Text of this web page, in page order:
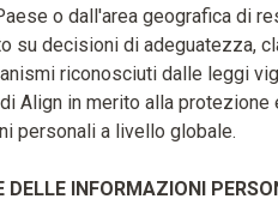
o dall'area geografica di
su decisioni di adeguatezza,
riconosciuti dalle leggi
Align in merito alla protezione
personali a livello globale.
DELLE INFORMAZIONI